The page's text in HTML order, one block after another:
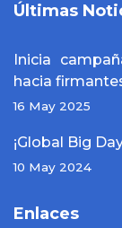
Últimas
Inicia
hacia
16 May 2025
¡Global Big
10 May 2024
Enlaces